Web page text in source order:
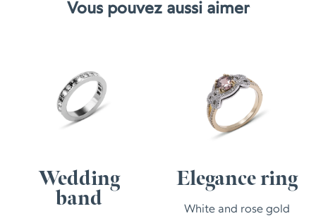
Vous pouvez aussi aimer
Wedding
band
Elegance ring
White and rose gold